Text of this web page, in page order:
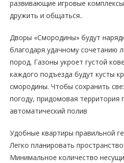
развивающие игровые
дружить и общаться..
Дворы «Смородины» будут
благодаря удачному сочетанию
пород. Газоны укроет густой
каждого подъезда будут кусты
смородины. Чтобы сохранить
погоду, придомовая территория
автоматический полив
Удобные квартиры правильной
Легко планировать
Минимальное количество